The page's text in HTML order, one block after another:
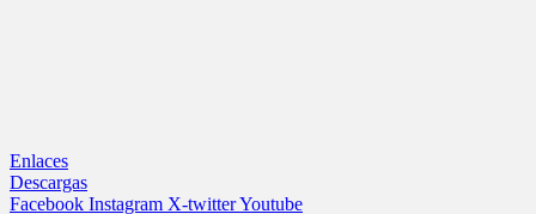
Enlaces
Descargas
Facebook Instagram X-twitterYoutube